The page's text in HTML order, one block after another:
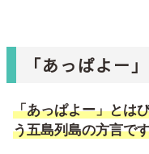
「あっぱよー
「あっぱよー」とは
う五島列島の方言で